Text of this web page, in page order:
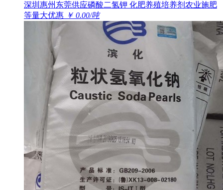
深圳惠州东莞供应磷酸二氢钾 化肥养殖培养剂农业施肥
等量大优惠 ￥ 0.00/吨